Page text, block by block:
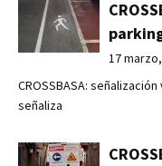
17
CROSSBASA:
señaliza